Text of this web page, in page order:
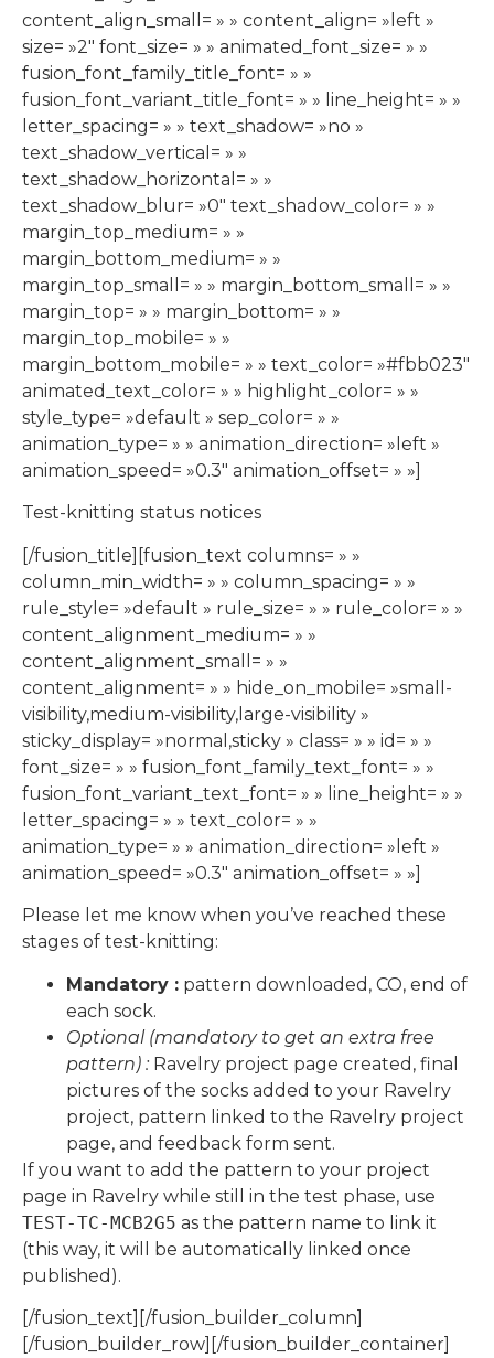
content_align_small= » » content_align= »left »
size= »2″ font_size= » » animated_font_size= » »
fusion_font_family_title_font= » »
fusion_font_variant_title_font= » » line_height= » »
letter_spacing= » » text_shadow= »no »
text_shadow_vertical= » »
text_shadow_horizontal= » »
text_shadow_blur= »0″ text_shadow_color= » »
margin_top_medium= » »
margin_bottom_medium= » »
margin_top_small= » » margin_bottom_small= » »
margin_top= » » margin_bottom= » »
margin_top_mobile= » »
margin_bottom_mobile= » » text_color= »#fbb023″
animated_text_color= » » highlight_color= » »
style_type= »default » sep_color= » »
animation_type= » » animation_direction= »left »
animation_speed= »0.3″ animation_offset= » »]
Test-knitting status notices
[/fusion_title][fusion_text columns= » »
column_min_width= » » column_spacing= » »
rule_style= »default » rule_size= » » rule_color= » »
content_alignment_medium= » »
content_alignment_small= » »
content_alignment= » » hide_on_mobile= »small-
visibility,medium-visibility,large-visibility »
sticky_display= »normal,sticky » class= » » id= » »
font_size= » » fusion_font_family_text_font= » »
fusion_font_variant_text_font= » » line_height= » »
letter_spacing= » » text_color= » »
animation_type= » » animation_direction= »left »
animation_speed= »0.3″ animation_offset= » »]
Please let me know when you’ve reached these
stages of test-knitting:
Mandatory : pattern downloaded, CO, end of
each sock.
Optional (mandatory to get an extra free
pattern) : Ravelry project page created, final
pictures of the socks added to your Ravelry
project, pattern linked to the Ravelry project
page, and feedback form sent.
If you want to add the pattern to your project
page in Ravelry while still in the test phase, use
TEST-TC-MCB2G5 as the pattern name to link it
(this way, it will be automatically linked once
published).
[/fusion_text][/fusion_builder_column]
[/fusion_builder_row][/fusion_builder_container]